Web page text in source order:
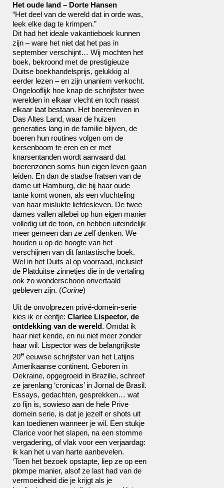
Het oude land – Dorte Hansen
“Het deel van de wereld dat in orde was,
leek elke dag te krimpen.”
Dit had het ideale vakantieboek kunnen
zijn – ware het niet dat het pas in
september verschijnt… Wij mochten het
boek, bekroond met de prestigieuze
Duitse boekhandelsprijs, gelukkig al
eerder lezen – en zijn unaniem verkocht.
Ongelooflijk hoe knap de schrijfster twee
werelden in elkaar vlecht en toch naast
elkaar laat bestaan. Het boerenleven in
Das Altes Land, waar de huizen
generaties lang in de familie blijven, de
boeren hun routines volgen om de
kersenboom te eren en er met
knarsentanden wordt aanvaard dat
boerenzonen soms hun eigen leven gaan
leiden. En dan de stadse fratsen van de
dame uit Hamburg, die bij haar oude
tante komt wonen, als een vluchteling
van haar mislukte liefdesleven. De twee
dames vallen allebei op hun eigen manier
volledig uit de toon, en hebben uiteindelijk
meer gemeen dan ze zelf denken. We
houden u op de hoogte van het
verschijnen van dit fantastische boek.
Wel in het Duits al op voorraad, inclusief
de Platduitse zinnetjes die in de vertaling
ook zo wonderschoon onvertaald
gebleven zijn. (Corine)
Uit de onvolprezen privé-domein-serie
kies ik er eentje: Clarice Lispector, de
ontdekking van de wereld. Omdat ik
haar niet kende, en nu niet meer zonder
haar wil. Lispector was de belangrijkste
20e eeuwse schrijfster van het Latijns
Amerikaanse continent. Geboren in
Oekraine, opgegroeid in Brazilie, schreef
ze jarenlang ‘cronicas’ in Jornal de Brasil.
Essays, gedachten, gesprekken… wat
zo fijn is, sowieso aan de hele Prive
domein serie, is dat je jezelf er shots uit
kan toedienen wanneer je wil. Een stukje
Clarice voor het slapen, na een stomme
vergadering, of vlak voor een verjaardag:
ik kan het u van harte aanbevelen.
‘Toen het bezoek opstapte, liep ze op een
plompe manier, alsof ze last had van de
vermoeidheid die je krijgt als je